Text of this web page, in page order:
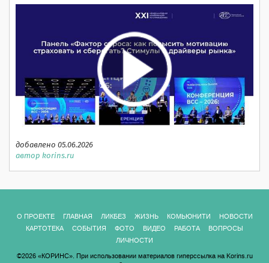
добавлено 05.06.2026
автор korins.ru
О ПРОЕКТЕ ГЛАВНАЯ ЛИКБЕЗ ЖИЗНЬ КОМЬЮНИТИ
НОВОСТИ
КАРТОТЕКА
СОБЫТИЯ ФОТО ВИДЕО РАБОТА
ВОПРОСЫ
ЛИЧНОСТИ
©2026 «КОРИНС». При использовании материалов гиперссылка на Korins.ru